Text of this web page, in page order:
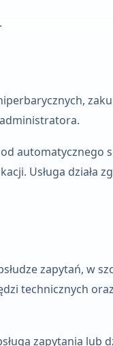
automatycznego
Usługa działa
zapytań, w
technicznych
zapytania lub